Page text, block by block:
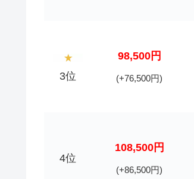
3位
98,500円
(+76,500円)
4位
108,500円
(+86,500円)